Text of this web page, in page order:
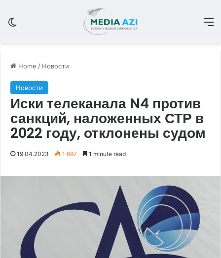
Home / Новости
Новости
Иски телеканала N4 против
санкций, наложенных СТР в
2022 году, отклонены судом
19.04.2023 1 697 1 minute read